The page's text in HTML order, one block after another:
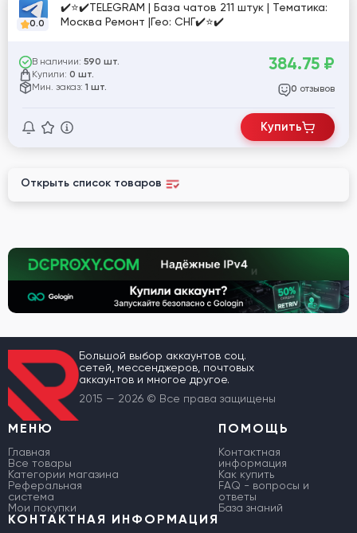
0.0
✔️⭐✔️TELEGRAM | База чатов 211 штук | Тематика:
Москва Ремонт |Гео: СНГ✔️⭐✔️
В наличии: 590 шт.
Купили: 0 шт.
Мин. заказ: 1 шт.
384.75 ₽
0 отзывов
Купить
Открыть список товаров
Большой выбор аккаунтов соц.
сетей, мессенджеров, почтовых
аккаунтов и многое другое.
2015 — 2026 © Все права защищены
МЕНЮ
Главная
Все товары
Категории магазина
Реферальная
система
Мои покупки
ПОМОЩЬ
Контактная
информация
Как купить
FAQ - вопросы и
ответы
База знаний
КОНТАКТНАЯ ИНФОРМАЦИЯ